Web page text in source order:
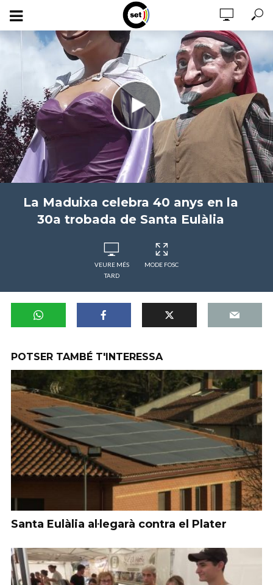
La Maduixa celebra 40 anys en la
30a trobada de Santa Eulàlia
VEURE MÉS
TARD
MODE FOSC
POTSER TAMBÉ T'INTERESSA
Santa Eulàlia al·legarà contra el Plater